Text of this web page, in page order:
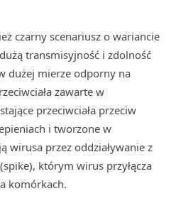
czarny scenariusz o wariancie
transmisyjność i zdolność
dużej mierze odporny na
zawarte w
przeciwciała przeciw
i tworzone w
wirusa przez oddziaływanie z
którym wirus przyłącza
komórkach.